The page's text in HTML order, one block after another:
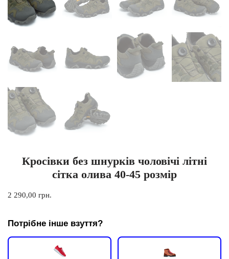
Кросівки без шнурків чоловічі літні
сітка олива 40-45 розмір
2 290,00 грн.
Потрібне інше взуття?